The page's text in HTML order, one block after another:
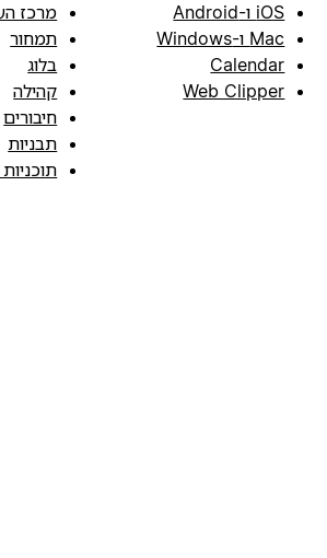
iOS ו-Android
Mac ו-Windows
Calendar
Web Clipper
מרכז
תמחור
בלוג
קהילה
חיבורים
תבניות